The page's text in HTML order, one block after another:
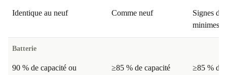
Identique au neuf
Batterie
90 % de capacité ou
Comme neuf
≥85 % de capacité
Signes
minimes
≥85 % de